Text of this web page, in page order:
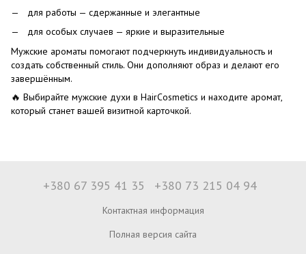
для работы — сдержанные и элегантные
для особых случаев — яркие и выразительные
Мужские ароматы помогают подчеркнуть индивидуальность и
создать собственный стиль. Они дополняют образ и делают его
завершённым.
🔥 Выбирайте мужские духи в HairCosmetics и находите аромат,
который станет вашей визитной карточкой.
+380 67 395 41 35 +380 73 215 04 94
Контактная информация
Полная версия сайта